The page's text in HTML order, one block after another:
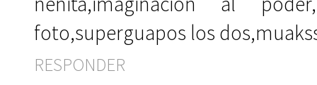
foto,superguapos los
RESPONDER